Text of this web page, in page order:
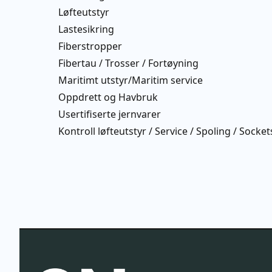
Løfteutstyr
Lastesikring
Fiberstropper
Fibertau / Trosser / Fortøyning
Maritimt utstyr/Maritim service
Oppdrett og Havbruk
Usertifiserte jernvarer
Kontroll løfteutstyr / Service / Spoling /